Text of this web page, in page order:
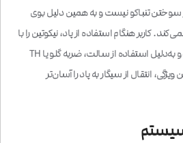
تنباکو نیست و به همین دلیل بوی
کاربر هنگام استفاده از پاد، نیکوتین را با
سرعت مناسبی دریافت می‌کند و به‌دلیل استفاده از سالت، ضربه گلو یا TH
انتقال از سیگار به پاد را آسان‌تر
سیستم